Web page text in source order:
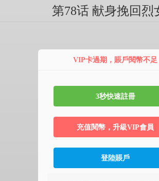
第78话 献身挽回烈
VIP卡過期，賬戶閱幣不足
3秒快速註冊
充值閱幣，升級VIP會員
登陸賬戶